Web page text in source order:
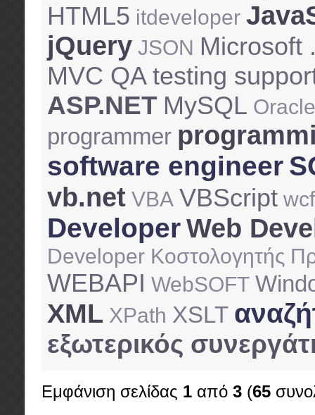
HTML5 itdeveloper
jQuery JSON Microsoft
MVC QA testing
ASP.NET MySQL
programmer
software engineer
vb.net VBA VBScript wcf
DeveloperWeb
Developer Κοστολογητής
WEBAPI WebSOFT
XML XPath XSLT
εξωτερικός
Εμφάνιση σελίδας 1 από 3 (65